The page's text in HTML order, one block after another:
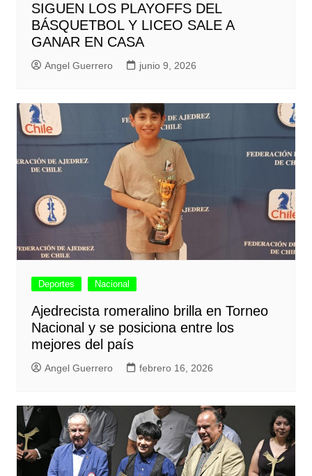
SIGUEN LOS PLAYOFFS DEL
BÁSQUETBOL Y LICEO SALE A
GANAR EN CASA
Angel Guerrero junio 9, 2026
Deportes Nacional
Ajedrecista romeralino brilla en Torneo
Nacional y se posiciona entre los
mejores del país
Angel Guerrero febrero 16, 2026